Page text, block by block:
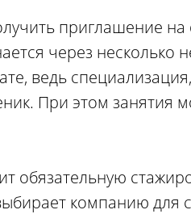
приглашение
через несколько
ведь
При этом занятия
обязательную
компанию для